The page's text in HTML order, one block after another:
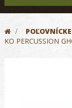
>
KO PERCUSSION